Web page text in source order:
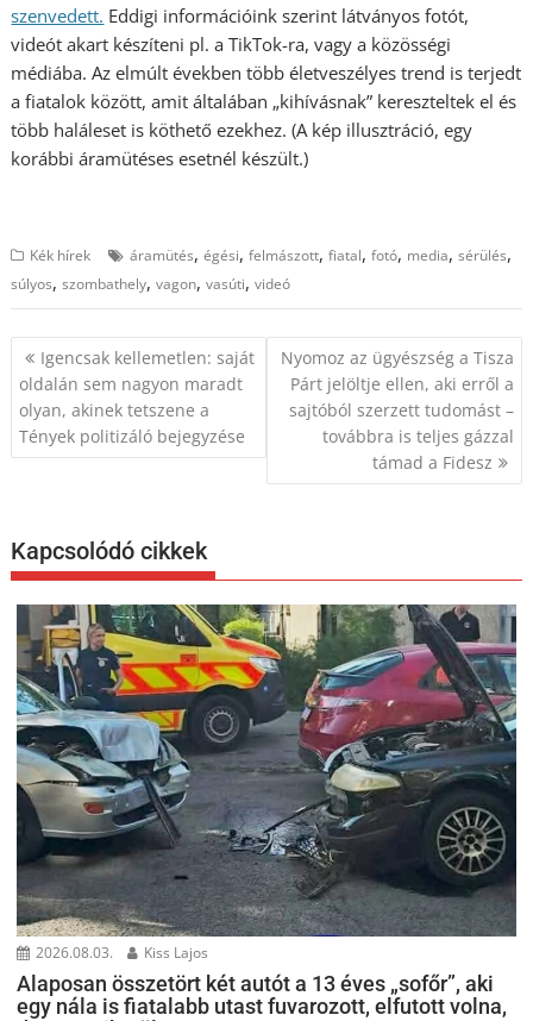
szenvedett. Eddigi információink szerint látványos fotót,
videót akart készíteni pl. a TikTok-ra, vagy a közösségi
médiába. Az elmúlt években több életveszélyes trend is terjedt
a fiatalok között, amit általában „kihívásnak” kereszteltek el és
több haláleset is köthető ezekhez. (A kép illusztráció, egy
korábbi áramütéses esetnél készült.)
Kék hírek áramütés,égési,felmászott,fiatal,fotó, media,sérülés,
súlyos,szombathely,vagon,vasúti,videó
Bejegyzés
navigáció
Igencsak kellemetlen: saját
oldalán sem nagyon maradt
olyan, akinek tetszene a
Tények politizáló bejegyzése
Nyomoz az ügyészség a Tisza
Párt jelöltje ellen, aki erről a
sajtóból szerzett tudomást –
továbbra is teljes gázzal
támad a Fidesz
Kapcsolódó cikkek
2026.08.03. Kiss Lajos
Alaposan összetört két autót a 13 éves „sofőr”, aki
egy nála is fiatalabb utast fuvarozott, elfutott volna,